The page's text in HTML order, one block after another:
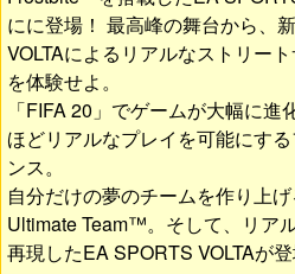
にに登場！ 最高峰の舞台から、
VOLTAによるリアルなストリー
を体験せよ。
「FIFA 20」でゲームが大幅に
ほどリアルなプレイを可能にす
ンス。
自分だけの夢のチームを作り上
Ultimate Team™。そして、リア
再現したEA SPORTS VOLTAが登